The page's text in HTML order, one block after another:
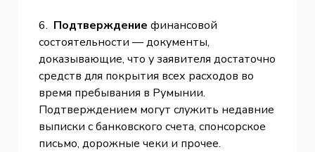
6. Подтверждение финансовой
состоятельности — документы,
доказывающие, что у заявителя достаточно
средств для покрытия всех расходов во
время пребывания в Румынии.
Подтверждением могут служить недавние
выписки с банковского счета, спонсорское
письмо, дорожные чеки и прочее.